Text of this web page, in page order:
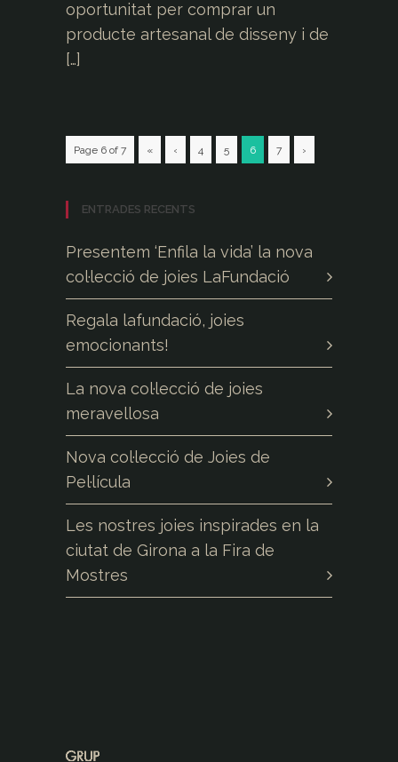
oportunitat per comprar un
producte artesanal de disseny i de
[…]
Page 6 of 7 « ‹ 4 5 6 7 ›
ENTRADES RECENTS
Presentem ‘Enfila la vida’ la nova
col·lecció de joies LaFundació
Regala lafundació, joies
emocionants!
La nova col·lecció de joies
meravellosa
Nova col·lecció de Joies de
Pel·lícula
Les nostres joies inspirades en la
ciutat de Girona a la Fira de
Mostres